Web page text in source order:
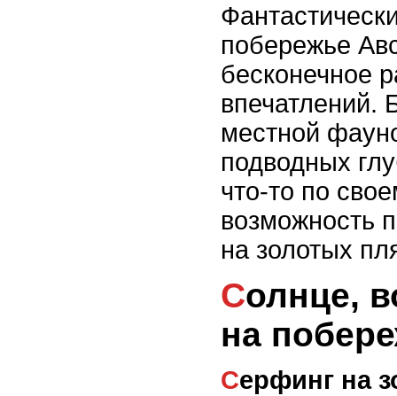
побережье
бесконечное
впечатлений.
местной
подводных
что-то по
возможность
на золотых
Солнце, волны и приключения
на
Серфинг на